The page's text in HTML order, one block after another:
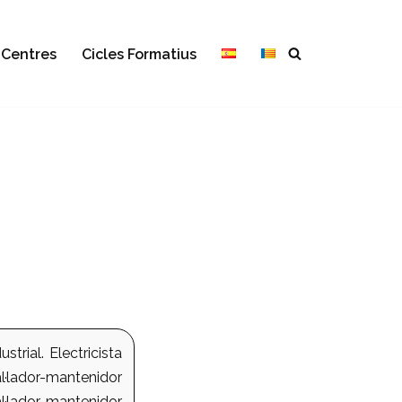
Centres Cicles Formatius
Electricista
mantenidor